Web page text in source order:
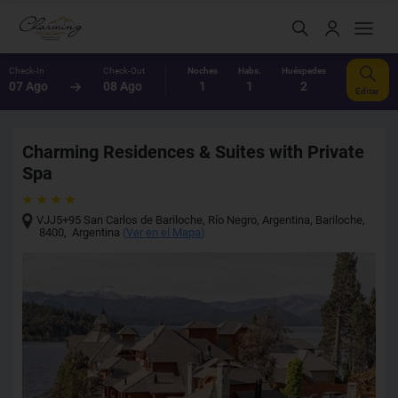
Check-In
07 Ago
Check-Out
08 Ago
Noches
1
Habs.
1
Huéspedes
2 Editar
Charming Residences & Suites with Private
Spa
VJJ5+95 San Carlos de Bariloche, Río Negro, Argentina, Bariloche,
8400, Argentina (Ver en el Mapa)